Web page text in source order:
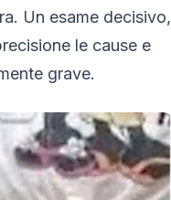
Un esame decisivo,
le cause e
grave.